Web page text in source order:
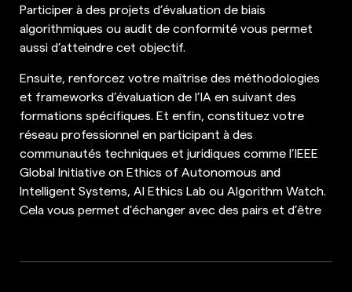
Participer à des projets d’évaluation de biais
algorithmiques ou audit de conformité vous permet
aussi d’atteindre cet objectif.
Ensuite, renforcez votre maîtrise des méthodologies
et frameworks d’évaluation de l’IA en suivant des
formations spécifiques. Et enfin, constituez votre
réseau professionnel en participant à des
communautés techniques et juridiques comme l’IEEE
Global Initiative on Ethics of Autonomous and
Intelligent Systems, AI Ethics Lab ou Algorithm Watch.
Cela vous permet d’échanger avec des pairs et d’être